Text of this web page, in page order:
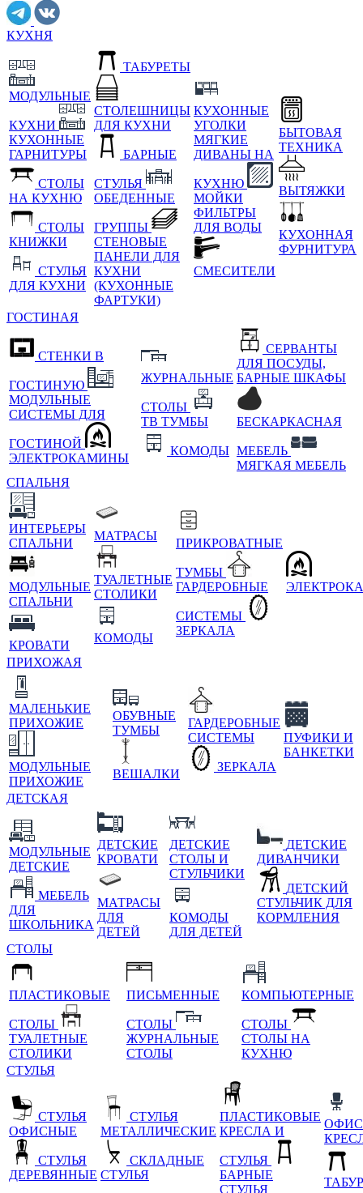
КУХНЯ
МОДУЛЬНЫЕ
КУХНИ
КУХОННЫЕ
ГАРНИТУРЫ
СТОЛЫ
НА КУХНЮ
СТОЛЫ
КНИЖКИ
СТУЛЬЯ
ДЛЯ КУХНИ
ТАБУРЕТЫ
СТОЛЕШНИЦЫ
ДЛЯ КУХНИ
БАРНЫЕ
СТУЛЬЯ
ОБЕДЕННЫЕ
ГРУППЫ
СТЕНОВЫЕ
ПАНЕЛИ ДЛЯ
КУХНИ
(КУХОННЫЕ
ФАРТУКИ)
КУХОННЫЕ
УГОЛКИ
МЯГКИЕ
ДИВАНЫ НА
КУХНЮ
МОЙКИ
ФИЛЬТРЫ
ДЛЯ ВОДЫ
СМЕСИТЕЛИ
БЫТОВАЯ
ТЕХНИКА
ВЫТЯЖКИ
КУХОННАЯ
ФУРНИТУРА
ГОСТИНАЯ
СТЕНКИ В
ГОСТИНУЮ
МОДУЛЬНЫЕ
СИСТЕМЫ ДЛЯ
ГОСТИНОЙ
ЭЛЕКТРОКАМИНЫ
ЖУРНАЛЬНЫЕ
СТОЛЫ
ТВ ТУМБЫ
КОМОДЫ
СЕРВАНТЫ
ДЛЯ ПОСУДЫ,
БАРНЫЕ ШКАФЫ
БЕСКАРКАСНАЯ
МЕБЕЛЬ
МЯГКАЯ МЕБЕЛЬ
СПАЛЬНЯ
ИНТЕРЬЕРЫ
СПАЛЬНИ
МОДУЛЬНЫЕ
СПАЛЬНИ
КРОВАТИ
МАТРАСЫ
ТУАЛЕТНЫЕ
СТОЛИКИ
КОМОДЫ
ПРИКРОВАТНЫЕ
ТУМБЫ
ГАРДЕРОБНЫЕ
СИСТЕМЫ
ЗЕРКАЛА
ПРИХОЖАЯ
МАЛЕНЬКИЕ
ПРИХОЖИЕ
МОДУЛЬНЫЕ
ПРИХОЖИЕ
ОБУВНЫЕ
ТУМБЫ
ВЕШАЛКИ
ГАРДЕРОБНЫЕ
СИСТЕМЫ
ЗЕРКАЛА
ПУФИКИ И
БАНКЕТКИ
ДЕТСКАЯ
МОДУЛЬНЫЕ
ДЕТСКИЕ
МЕБЕЛЬ
ДЛЯ
ШКОЛЬНИКА
ДЕТСКИЕ
КРОВАТИ
МАТРАСЫ
ДЛЯ
ДЕТЕЙ
ДЕТСКИЕ
СТОЛЫ И
СТУЛЬЧИКИ
КОМОДЫ
ДЛЯ ДЕТЕЙ
ДЕТСКИЕ
ДИВАНЧИКИ
ДЕТСКИЙ
СТУЛЬЧИК ДЛЯ
КОРМЛЕНИЯ
СТОЛЫ
ПЛАСТИКОВЫЕ
СТОЛЫ
ТУАЛЕТНЫЕ
СТОЛИКИ
ПИСЬМЕННЫЕ
СТОЛЫ
ЖУРНАЛЬНЫЕ
СТОЛЫ
КОМПЬЮТЕРНЫЕ
СТОЛЫ
СТОЛЫ НА
КУХНЮ
СТУЛЬЯ
СТУЛЬЯ
ОФИСНЫЕ
СТУЛЬЯ
ДЕРЕВЯННЫЕ
СТУЛЬЯ
МЕТАЛЛИЧЕСКИЕ
СКЛАДНЫЕ
СТУЛЬЯ
ПЛАСТИКОВЫЕ
КРЕСЛА И
СТУЛЬЯ
БАРНЫЕ
СТУЛЬЯ